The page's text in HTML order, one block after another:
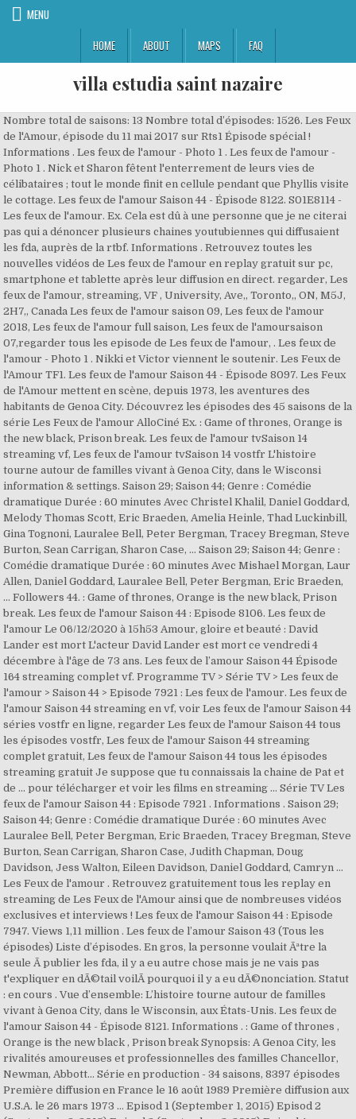
MENU
HOME
ABOUT MAPS FAQ
villa estudia saint nazaire
Nombre total de saisons: 13 Nombre total d’épisodes: 1526. Les Feux
de l'Amour, épisode du 11 mai 2017 sur Rts1 Épisode spécial !
Informations . Les feux de l'amour - Photo 1 . Les feux de l'amour -
Photo 1 . Nick et Sharon fêtent l'enterrement de leurs vies de
célibataires ; tout le monde finit en cellule pendant que Phyllis visite
le cottage. Les feux de l'amour Saison 44 - Épisode 8122. S01E8114 -
Les feux de l'amour. Ex. Cela est dû à une personne que je ne citerai
pas qui a dénoncer plusieurs chaines youtubiennes qui diffusaient
les fda, auprès de la rtbf. Informations . Retrouvez toutes les
nouvelles vidéos de Les feux de l'amour en replay gratuit sur pc,
smartphone et tablette après leur diffusion en direct. regarder, Les
feux de l'amour, streaming, VF , University, Ave,, Toronto,, ON, M5J,
2H7,, Canada Les feux de l'amour saison 09, Les feux de l'amour
2018, Les feux de l'amour full saison, Les feux de l'amoursaison
07,regarder tous les episode de Les feux de l'amour, . Les feux de
l'amour - Photo 1 . Nikki et Victor viennent le soutenir. Les Feux de
l'Amour TF1. Les feux de l'amour Saison 44 - Épisode 8097. Les Feux
de l'Amour mettent en scène, depuis 1973, les aventures des
habitants de Genoa City. Découvrez les épisodes des 45 saisons de la
série Les Feux de l'amour AlloCiné Ex. : Game of thrones, Orange is
the new black, Prison break. Les feux de l'amour tvSaison 14
streaming vf, Les feux de l'amour tvSaison 14 vostfr L'histoire
tourne autour de familles vivant à Genoa City, dans le Wisconsi
information & settings. Saison 29; Saison 44; Genre : Comédie
dramatique Durée : 60 minutes Avec Christel Khalil, Daniel Goddard,
Melody Thomas Scott, Eric Braeden, Amelia Heinle, Thad Luckinbill,
Gina Tognoni, Lauralee Bell, Peter Bergman, Tracey Bregman, Steve
Burton, Sean Carrigan, Sharon Case, … Saison 29; Saison 44; Genre :
Comédie dramatique Durée : 60 minutes Avec Mishael Morgan, Laur
Allen, Daniel Goddard, Lauralee Bell, Peter Bergman, Eric Braeden,
… Followers 44. : Game of thrones, Orange is the new black, Prison
break. Les feux de l'amour Saison 44 : Episode 8106. Les feux de
l'amour Le 06/12/2020 à 15h53 Amour, gloire et beauté : David
Lander est mort L'acteur David Lander est mort ce vendredi 4
décembre à l'âge de 73 ans. Les feux de l’amour Saison 44 Épisode
164 streaming complet vf. Programme TV > Série TV > Les feux de
l'amour > Saison 44 > Episode 7921 : Les feux de l'amour. Les feux de
l'amour Saison 44 streaming en vf, voir Les feux de l'amour Saison 44
séries vostfr en ligne, regarder Les feux de l'amour Saison 44 tous
les épisodes vostfr, Les feux de l'amour Saison 44 streaming
complet gratuit, Les feux de l'amour Saison 44 tous les épisodes
streaming gratuit Je suppose que tu connaissais la chaine de Pat et
de … pour télécharger et voir les films en streaming … Série TV Les
feux de l'amour Saison 44 : Episode 7921 . Informations . Saison 29;
Saison 44; Genre : Comédie dramatique Durée : 60 minutes Avec
Lauralee Bell, Peter Bergman, Eric Braeden, Tracey Bregman, Steve
Burton, Sean Carrigan, Sharon Case, Judith Chapman, Doug
Davidson, Jess Walton, Eileen Davidson, Daniel Goddard, Camryn …
Les Feux de l'amour . Retrouvez gratuitement tous les replay en
streaming de Les Feux de l'Amour ainsi que de nombreuses vidéos
exclusives et interviews ! Les feux de l'amour Saison 44 : Episode
7947. Views 1,11 million . Les feux de l’amour Saison 43 (Tous les
épisodes) Liste d’épisodes. En gros, la personne voulait Ãªtre la
seule Ã publier les fda, il y a eu autre chose mais je ne vais pas
t'expliquer en dÃ©tail voilÃ pourquoi il y a eu dÃ©nonciation. Statut
: en cours . Vue d’ensemble: L’histoire tourne autour de familles
vivant à Genoa City, dans le Wisconsin, aux États-Unis. Les feux de
l'amour Saison 44 - Épisode 8121. Informations . : Game of thrones ,
Orange is the new black , Prison break Synopsis: A Genoa City, les
rivalités amoureuses et professionnelles des familles Chancellor,
Newman, Abbott... Série en production - 34 saisons, 8397 épisodes
Première diffusion en France le 16 août 1989 Première diffusion aux
U.S.A. le 26 mars 1973 … Episod 1 (September 1, 2015) Episod 2